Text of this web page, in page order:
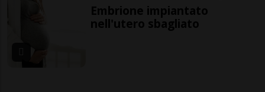
Embrione impiantato
nell'utero sbagliato